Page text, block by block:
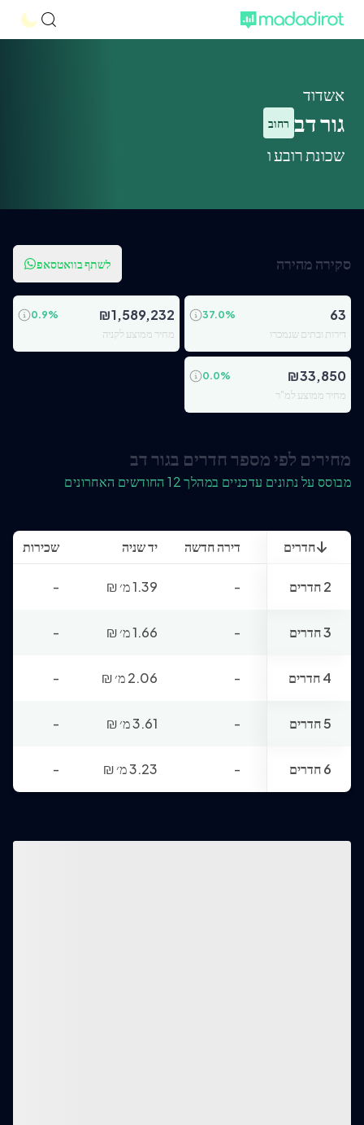
אשדוד
גור דב רחוב
שכונת רובע ו
סקירה מהירה לשתף בוואטסאפ
63
37.0%
דירות ובתים שנמכרו
₪1,589,232
0.9%
מחיר ממוצע לקניה
₪33,850
0.0%
מחיר ממוצע למ"ר
מחירים לפי מספר חדרים בגור דב
מבוסס על נתונים עדכניים במהלך 12 החודשים האחרונים
חדרים דירה חדשה יד שניה שכירות
2 חדרים - 1.39 מ׳ ₪
-
3 חדרים - 1.66 מ׳ ₪
-
4 חדרים - 2.06 מ׳ ₪
-
5 חדרים - 3.61 מ׳ ₪
-
6 חדרים - 3.23 מ׳ ₪
-